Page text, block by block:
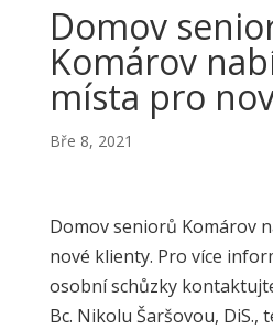
Domov
Komárov
místa pro
Bře 8, 2021
Domov seniorů Komárov
nové klienty. Pro více
osobní schůzky
Bc. Nikolu Šaršovou, DiS.,